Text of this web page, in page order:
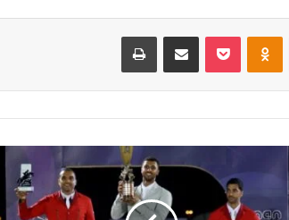
مشاركة عبر البريد